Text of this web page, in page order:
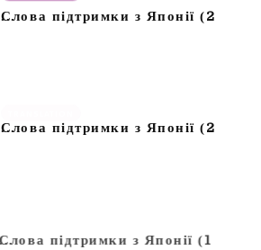
Слова підтримки з Японії (2
Слова підтримки з Японії (2
Слова підтримки з Японії (1